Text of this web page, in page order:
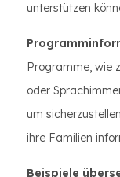
unterstützen
Programme, wie
oder
um
ihre Familien
Beispiele